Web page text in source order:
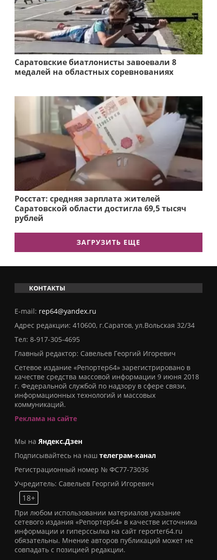
Саратовские биатлонисты завоевали 8
медалей на областных соревнованиях
Росстат: средняя зарплата жителей
Саратовской области достигла 69,5 тысяч
рублей
ЗАГРУЗИТЬ ЕЩЕ
КОНТАКТЫ
E-mail: rep64@yandex.ru
Адрес редакции: 410600, г.Саратов, ул.Вольская 32/34
Тел: 8-917-305-4695
Главный редактор: Савельев Георгий Игоревич
Сетевое издание «Репортер64» зарегистрировано в
качестве средства массовой информации 9 июня 2018
г. Федеральной службой по надзору в сфере связи,
информационных технологий и массовых
коммуникаций.
Реклама на сайте
Мы на Яндекс.Дзен
Подписывайтесь на наш телеграм-канал
Регистрационный номер № ФС77-73036
Учредитель: Савельев Георгий Игоревич
18+
При любом использовании материалов указание
сетевого издания «Репортер64» в качестве источника
информации и гиперссылка на сайт reporter64.ru
обязательны. Мнение авторов публикаций может не
совпадать с позицией редакции.